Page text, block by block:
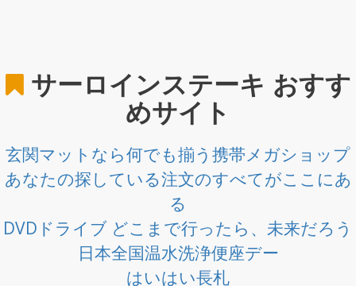
サーロインステーキ おすす
めサイト
玄関マットなら何でも揃う携帯メガショップ
あなたの探している注文のすべてがここにあ
る
DVDドライブ どこまで行ったら、未来だろう
日本全国温水洗浄便座デー
はいはい長札